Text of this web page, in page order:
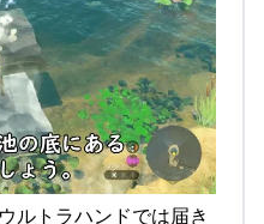
ルトラハンドでは届き